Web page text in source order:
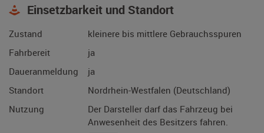
Einsetzbarkeit und Standort
Zustand
kleinere bis mittlere Gebrauchsspuren
Fahrbereit
ja
Daueranmeldung
ja
Standort
Nordrhein-Westfalen (Deutschland)
Nutzung
Der Darsteller darf das Fahrzeug bei
Anwesenheit des Besitzers fahren.